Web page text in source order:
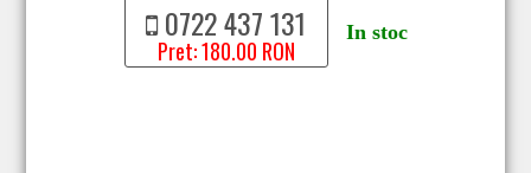
0722 437 131
Pret: 180.00 RON
In stoc